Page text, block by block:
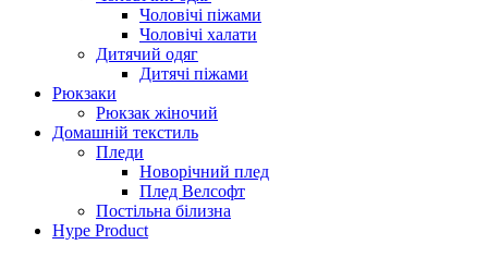
Чоловічі піжами
Чоловічі халати
Дитячий одяг
Дитячі піжами
Рюкзаки
Рюкзак жіночий
Домашній текстиль
Пледи
Новорічний плед
Плед Велсофт
Постільна білизна
Hype Product